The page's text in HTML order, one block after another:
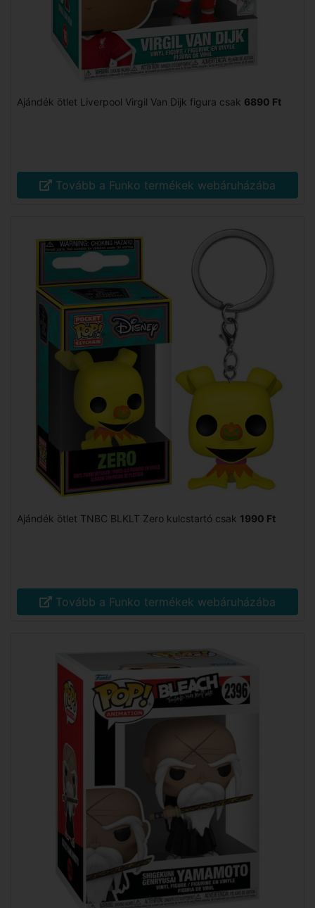
Ajándék ötlet Liverpool Virgil Van Dijk figura csak 6890 Ft
Tovább a Funko termékek webáruházába
Ajándék ötlet TNBC BLKLT Zero kulcstartó csak 1990 Ft
Tovább a Funko termékek webáruházába